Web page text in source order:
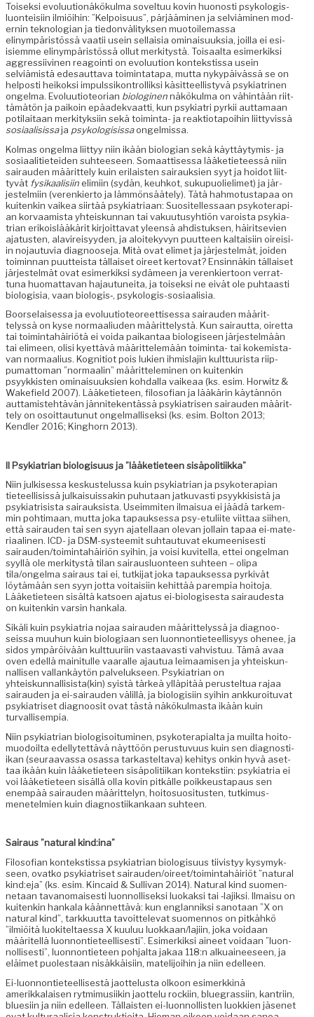
Toisek­si evoluu­tionäkökul­ma sovel­tuu kovin huonos­ti psykol­o­g­is­
lu­on­teisi­in ilmiöi­hin: ”Kelpoisu­us”, pär­jäämi­nen ja selviämi­nen mod­
ernin teknolo­gian ja tiedonväl­i­tyk­sen muo­toile­mas­sa
elinympäristössä vaatii usein sel­l­aisia omi­naisuuk­sia, joil­la ei esi-
isiemme elinympäristössä ollut merk­i­tys­tä. Toisaal­ta esimerkik­si
aggres­si­ivi­nen reagoin­ti on evoluu­tion kon­tek­stis­sa usein
selviämistä edesaut­ta­va toim­intat­a­pa, mut­ta nykypäivässä se on
hel­posti heikok­si impulssikon­trol­lik­si käsit­teel­listyvä psyki­a­tri­nen
ongel­ma. Evoluu­tio­teo­ri­an biologi­nennäkökul­ma on vähin­tään riit­
tämätön ja paikoin epäadek­vaat­ti, kun psyki­a­tri pyrkii aut­ta­maan
poti­laitaan merk­i­tyk­si­in sekä toim­inta- ja reak­tio­tapoi­hin liit­tyvis­sä
sosi­aal­i­sis­saja psykol­o­gi­sis­saongelmissa.
Kol­mas ongel­ma liit­tyy niin ikään biolo­gian sekä käyt­täy­tymis- ja
sosi­aal­i­ti­etei­den suh­teeseen. Somaat­tises­sa lääketi­eteessä niin
sairau­den määrit­te­ly kuin eri­lais­ten sairauk­sien syyt ja hoidot liit­
tyvät fysikaal­isi­inelimi­in (sydän, keuhkot, sukupuolie­limet) ja jär­
jestelmi­in (verenkier­to ja läm­mön­sääte­ly). Tätä hah­mo­tustapaa on
kuitenkin vaikea siirtää psyki­a­tri­aan: Suositel­lessaan psykoter­api­
an kor­vaamista yhteiskun­nan tai vaku­u­tusy­htiön varoista psyki­a­
tri­an erikois­lääkärit kir­joit­ta­vat yleen­sä ahdis­tuk­sen, häir­it­se­vien
aja­tusten, alavireisyy­den, ja aloitekyvyn puut­teen kaltaisi­in oireisi­
in nojau­tu­via diag­noose­ja. Mitä ovat elimet ja jär­jestelmät, joiden
toimin­nan puut­teista täl­laiset oireet ker­to­vat? Ensin­näkin täl­laiset
jär­jestelmät ovat esimerkik­si sydämeen ja verenkier­toon ver­rat­
tuna huo­mat­ta­van hajau­tunei­ta, ja toisek­si ne eivät ole puh­taasti
biol­o­gisia, vaan biologis‑, psykologis-sosiaalisia.
Boorse­laises­sa ja evoluu­tio­te­o­reet­tises­sa sairau­den määrit­
telyssä on kyse nor­maal­i­u­den määrit­telystä. Kun sairaut­ta, oiret­ta
tai toim­intahäir­iötä ei voi­da paikan­taa biol­o­giseen jär­jestelmään
tai elimeen, olisi kyet­tävä määrit­telemään toim­inta- tai kokemis­ta­
van nor­maal­ius. Kog­ni­tiot pois lukien ihmis­la­jin kult­tuurista riip­
pumat­toman ”nor­maalin” määrit­telem­i­nen on kuitenkin
psyykkisten omi­naisuuk­sien kohdal­la vaikeaa (ks. esim. Hor­witz &
Wake­field 2007). Lääketi­eteen, filosofi­an ja lääkärin käytän­nön
aut­tamis­te­htävän jän­niteken­tässä psyki­a­trisen sairau­den määrit­
te­ly on osoit­tau­tunut ongel­mallisek­si (ks. esim. Bolton 2013;
Kendler 2016; King­horn 2013).
II Psyki­a­tri­an biol­o­gisu­us ja ”lääketi­eteen sisäpolitiikka”
Niin julkises­sa keskustelus­sa kuin psyki­a­tri­an ja psykoter­api­an
tieteel­li­sis­sä julka­isu­is­sakin puhutaan jatku­vasti psyykki­sistä ja
psyki­a­tri­sista sairauk­sista. Useim­miten ilmaisua ei jäädä tarkem­
min pohti­maan, mut­ta joka tapauk­ses­sa psy-etuli­ite viit­taa siihen,
että sairau­den tai sen syyn ajatel­laan ole­van jol­lain tapaa ei-mate­
ri­aa­li­nen. ICD- ja DSM-sys­teemit suh­tau­tu­vat ekumeenis­es­ti
sairauden/toimintahäiriön syi­hin, ja voisi kuvitel­la, ettei ongel­man
syyl­lä ole merk­i­tys­tä tilan sairaus­lu­on­teen suh­teen – oli­pa
tila/ongelma sairaus tai ei, tutk­i­jat joka tapauk­ses­sa pyrkivät
löytämään sen syyn jot­ta voitaisi­in kehit­tää parem­pia hoito­ja.
Lääketi­eteen sisältä kat­soen aja­tus ei-biol­o­gis­es­ta sairaud­es­ta
on kuitenkin varsin hankala.
Sikäli kuin psyki­a­tria nojaa sairau­den määrit­telyssä ja diag­noo­
seis­sa muuhun kuin biolo­giaan sen luon­non­ti­eteel­lisyys ohe­nee, ja
sidos ympäröivään kult­tuuri­in vas­taavasti vahvis­tuu. Tämä avaa
oven edel­lä maini­t­ulle vaar­alle ajau­tua leimaamisen ja yhteiskun­
nal­lisen val­lankäytön palveluk­seen. Psyki­a­tri­an on
yhteiskunnallisista(kin) syistä tärkeä ylläpitää perustel­tua rajaa
sairau­den ja ei-sairau­den välil­lä, ja biol­o­gisi­in syi­hin ankkuroitu­vat
psyki­a­triset diag­noosit ovat tästä näkökul­mas­ta ikään kuin
turvallisempia.
Niin psyki­a­tri­an biol­o­gisoi­tu­mi­nen, psykoter­api­al­ta ja muil­ta hoit­o­
muodoil­ta edel­lytet­tävä näyt­töön perus­tu­vu­us kuin sen diag­nos­ti­
ikan (seu­raavas­sa osas­sa tarkastelta­va) kehi­tys onkin hyvä aset­
taa ikään kuin lääketi­eteen sisäpoli­ti­ikan kon­tek­sti­in: psyki­a­tria ei
voi lääketi­eteen sisäl­lä olla kovin pitkälle poikkeustapaus sen
enem­pää sairau­den määrit­te­lyn, hoito­su­osi­tusten, tutkimus­
menetelmien kuin diag­nos­ti­ikankaan suhteen.
Sairaus ”nat­ur­al kind:ina”
Filosofi­an kon­tek­stis­sa psyki­a­tri­an biol­o­gisu­us tiivistyy kysymyk­
seen, ovatko psyki­a­triset sairauden/oireet/toimintahäiriöt ”nat­ur­al
kind:eja” (ks. esim. Kin­caid & Sul­li­van 2014). Nat­ur­al kind suomen­
netaan tavanomais­es­ti luon­nol­lisek­si luokak­si tai ‑lajik­si. Ilmaisu on
kuitenkin han­kala kään­net­tävä: kun englan­niksi san­o­taan ”X on
nat­ur­al kind”, tarkku­ut­ta tavoit­tel­e­vat suomen­nos on pitkähkö
”ilmiöitä luokiteltaes­sa X kuu­luu luokkaan/lajiin, joka voidaan
määritel­lä luon­non­ti­eteel­lis­es­ti”. Esimerkik­si aineet voidaan ”luon­
nol­lis­es­ti”, luon­non­ti­eteen poh­jal­ta jakaa 118:n alkuaineeseen, ja
eläimet puolestaan nisäkkäisi­in, matelijoi­hin ja niin edelleen.
Ei-luon­non­ti­eteel­lis­es­tä jaot­telus­ta olkoon esimerkkinä
amerikkalaisen ryt­mimusi­ikin jaot­telu rocki­in, blue­gras­si­in, kantri­in,
blue­si­in ja niin edelleen. Täl­lais­ten ei-luon­nol­lis­ten luokkien jäsenet